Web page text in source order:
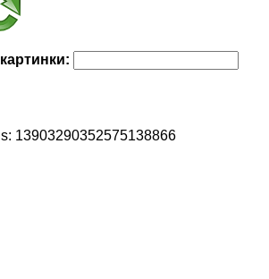
13903290352575138866